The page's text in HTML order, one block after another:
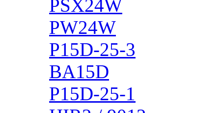
PSX24W
PW24W
P15D-25-3
BA15D
P15D-25-1